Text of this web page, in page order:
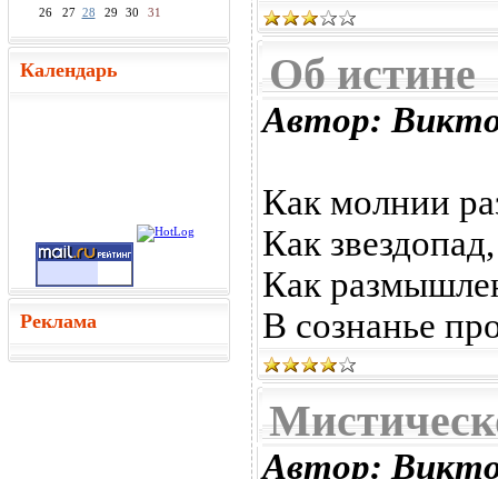
26
27 28 29 30 31
Календарь
Реклама
Об истине
Автор:
Как молнии
Как
Как
В сознанье
Автор: